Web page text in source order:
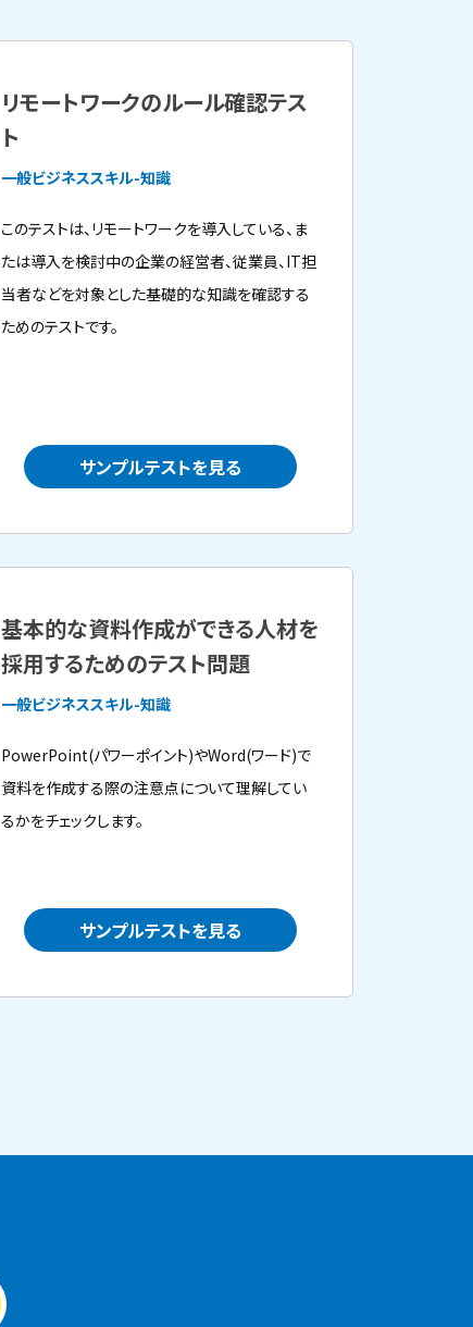
リモートワークのルール確認テス
ト
一般ビジネススキル-知識
このテストは、リモートワークを導入している、ま
たは導入を検討中の企業の経営者、従業員、IT担
当者などを対象とした基礎的な知識を確認する
ためのテストです。
サンプルテストを見る
基本的な資料作成ができる人材を
採用するためのテスト問題
一般ビジネススキル-知識
PowerPoint(パワーポイント)やWord(ワード)で
資料を作成する際の注意点について理解してい
るかをチェックします。
サンプルテストを見る